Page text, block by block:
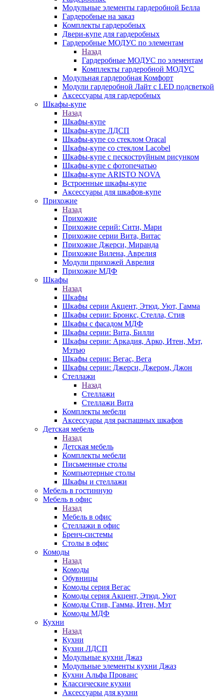
Модульные элементы гардеробной Белла
Гардеробные на заказ
Комплекты гардеробных
Двери-купе для гардеробных
Гардеробные МОДУС по элементам
Назад
Гардеробные МОДУС по элементам
Комплекты гардеробной МОДУС
Модульная гардеробная Комфорт
Модули гардеробной Лайт с LED подсветкой
Аксессуары для гардеробных
Шкафы-купе
Назад
Шкафы-купе
Шкафы-купе ЛДСП
Шкафы-купе со стеклом Oracal
Шкафы-купе со стеклом Lacobel
Шкафы-купе с пескоструйным рисунком
Шкафы-купе с фотопечатью
Шкафы-купе ARISTO NOVA
Встроенные шкафы-купе
Аксессуары для шкафов-купе
Прихожие
Назад
Прихожие
Прихожие серий: Сити, Мари
Прихожие серии Вита, Витас
Прихожие Джерси, Миранда
Прихожие Вилена, Аврелия
Модули прихожей Аврелия
Прихожие МДФ
Шкафы
Назад
Шкафы
Шкафы серии Акцент, Этюд, Уют, Гамма
Шкафы серии: Бронкс, Стелла, Стив
Шкафы с фасадом МДФ
Шкафы серии: Вита, Билли
Шкафы серии: Аркадия, Арко, Итен, Мэт,
Мэтью
Шкафы серии: Вегас, Вега
Шкафы серии: Джерси, Джером, Джон
Стеллажи
Назад
Стеллажи
Стеллажи Вита
Комплекты мебели
Аксессуары для распашных шкафов
Детская мебель
Назад
Детская мебель
Комплекты мебели
Письменные столы
Компьютерные столы
Шкафы и стеллажи
Мебель в гостинную
Мебель в офис
Назад
Мебель в офис
Стеллажи в офис
Бренч-системы
Столы в офис
Комоды
Назад
Комоды
Обувницы
Комоды серия Вегас
Комоды серия Акцент, Этюд, Уют
Комоды Стив, Гамма, Итен, Мэт
Комоды МДФ
Кухни
Назад
Кухни
Кухни ЛДСП
Модульные кухни Джаз
Модульные элементы кухни Джаз
Кухни Альфа Прованс
Классические кухни
Аксессуары для кухни